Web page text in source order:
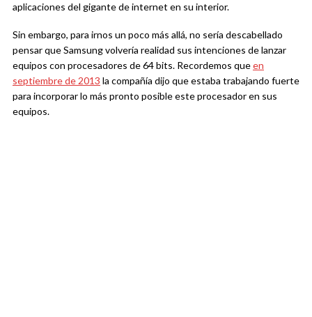
aplicaciones del gigante de internet en su interior.
Sin embargo, para irnos un poco más allá, no sería descabellado
pensar que Samsung volvería realidad sus intenciones de lanzar
equipos con procesadores de 64 bits. Recordemos queen
septiembre de 2013 la compañía dijo que estaba trabajando fuerte
para incorporar lo más pronto posible este procesador en sus
equipos.